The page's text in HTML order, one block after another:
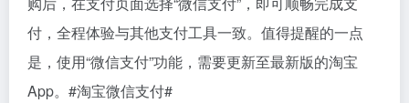
付，全程体验与其他支付工具一致。值得提醒的一点
是，使用“微信支付”功能，需要更新至最新版的淘宝
App。#淘宝微信支付#